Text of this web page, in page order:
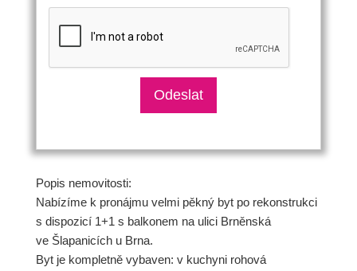
Popis nemovitosti:
Nabízíme k pronájmu velmi pěkný byt po rekonstrukci
s dispozicí 1+1 s balkonem na ulici Brněnská
ve Šlapanicích u Brna.
Byt je kompletně vybaven: v kuchyni rohová